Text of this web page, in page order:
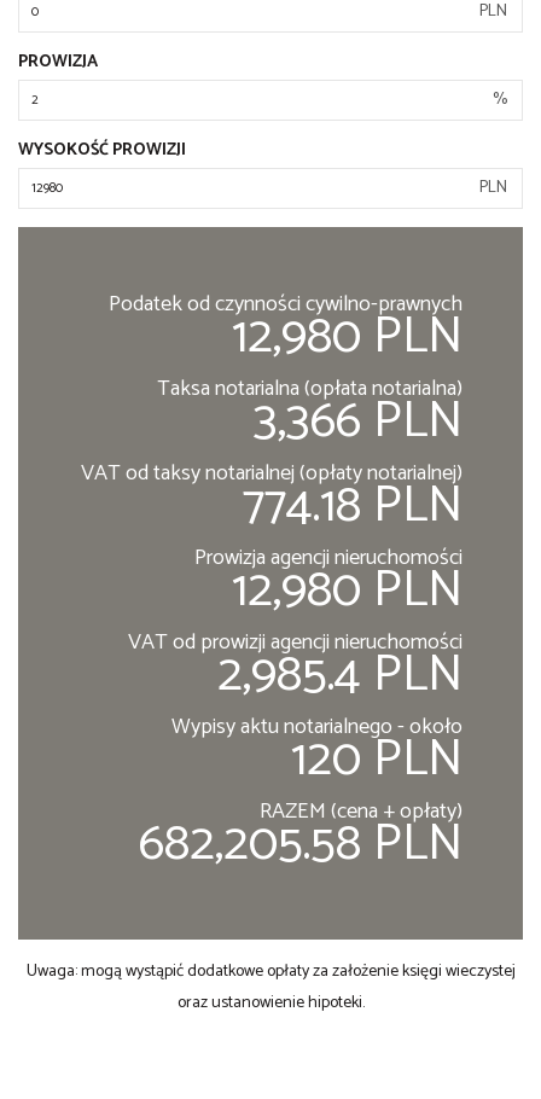
PLN
PROWIZJA
%
WYSOKOŚĆ PROWIZJI
PLN
Podatek od czynności cywilno-prawnych
12,980 PLN
Taksa notarialna (opłata notarialna)
3,366 PLN
VAT od taksy notarialnej (opłaty notarialnej)
774.18 PLN
Prowizja agencji nieruchomości
12,980 PLN
VAT od prowizji agencji nieruchomości
2,985.4 PLN
Wypisy aktu notarialnego - około
120 PLN
RAZEM (cena + opłaty)
682,205.58 PLN
Uwaga: mogą wystąpić dodatkowe opłaty za założenie księgi wieczystej
oraz ustanowienie hipoteki.